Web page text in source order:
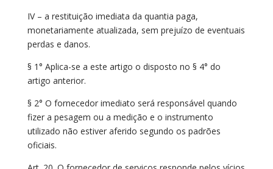
IV – a restituição imediata da quantia paga,
monetariamente atualizada, sem prejuízo de eventuais
perdas e danos.
§ 1° Aplica-se a este artigo o disposto no § 4° do
artigo anterior.
§ 2° O fornecedor imediato será responsável quando
fizer a pesagem ou a medição e o instrumento
utilizado não estiver aferido segundo os padrões
oficiais.